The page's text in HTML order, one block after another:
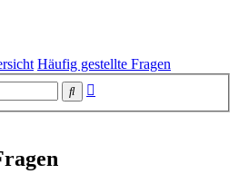
Häufig gestellte Fragen
Suche